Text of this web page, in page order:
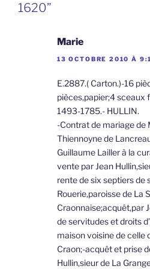
1620”
Marie
13 OCTOBRE 2010 À
E.2887.( Carton.)-16
pièces,papier;4 sceaux
1493-1785.- HULLIN.
-Contrat de mariage de
Thiennoyne de
Guillaume Lailler à la
vente par Jean
rente de six septiers de
Rouerie,paroisse de La
Craonnaise;acquêt,par
de servitudes et droits
maison voisine de celle
Craon;-acquêt et prise
Hullin,sieur de La